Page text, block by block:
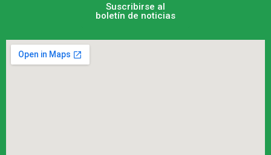
Suscribirse al
boletín de noticias